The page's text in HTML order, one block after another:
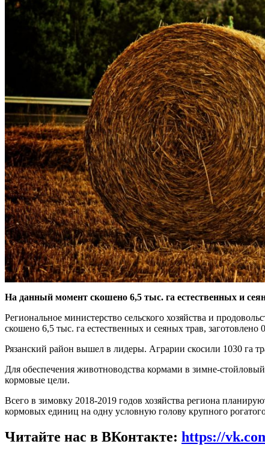
На данный момент скошено 6,5 тыс. га естественных и
Региональное министерство сельского хозяйства и
скошено 6,5 тыс. га естественных и сеяных трав,
Рязанский район вышел в лидеры. Аграрии скосили 1030 га
Для обеспечения животноводства кормами в зимне-
кормовые цели.
Всего в зимовку 2018-2019 годов хозяйства региона
кормовых единиц на одну условную голову крупного
Читайте нас в ВКонтакте: https://